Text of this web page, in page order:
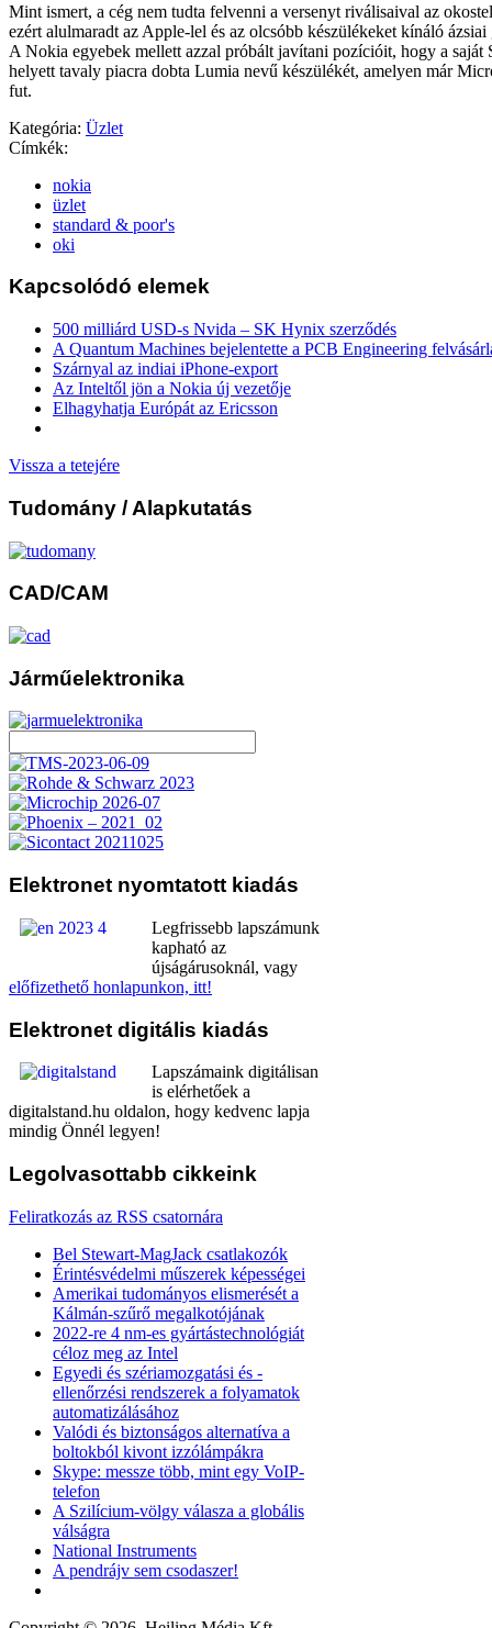
Mint ismert, a cég nem tudta felvenni a versenyt riválisaival az
ezért alulmaradt az Apple-lel és az olcsóbb készülékeket kínáló
A Nokia egyebek mellett azzal próbált javítani pozícióit, hogy a saját
helyett tavaly piacra dobta Lumia nevű készülékét, amelyen már
fut.
Kategória: Üzlet
Címkék:
nokia
üzlet
standard & poor's
oki
Kapcsolódó elemek
500 milliárd USD-s Nvida – SK Hynix szerződés
A Quantum Machines bejelentette a PCB Engineering
Szárnyal az indiai iPhone-export
Az Inteltől jön a Nokia új vezetője
Elhagyhatja Európát az Ericsson
Vissza a tetejére
Tudomány / Alapkutatás
CAD/CAM
Járműelektronika
Elektronet nyomtatott kiadás
Legfrissebb lapszámunk
kapható az
újságárusoknál, vagy
előfizethető honlapunkon, itt!
Elektronet digitális kiadás
Lapszámaink digitálisan
is elérhetőek a
digitalstand.hu oldalon, hogy kedvenc lapja
mindig Önnél legyen!
Legolvasottabb cikkeink
Feliratkozás az RSS csatornára
Bel Stewart-MagJack csatlakozók
Érintésvédelmi műszerek képességei
Amerikai tudományos elismerését a
Kálmán-szűrő megalkotójának
2022-re 4 nm-es gyártástechnológiát
céloz meg az Intel
Egyedi és szériamozgatási és -
ellenőrzési rendszerek a folyamatok
automatizálásához
Valódi és biztonságos alternatíva a
boltokból kivont izzólámpákra
Skype: messze több, mint egy VoIP-
telefon
A Szilícium-völgy válasza a globális
válságra
National Instruments
A pendrájv sem csodaszer!